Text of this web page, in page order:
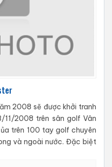
2008 sẽ được khởi tranh
2008 trên sân golf Vân
trên 100 tay golf chuyên
và ngoài nước. Đặc biệt